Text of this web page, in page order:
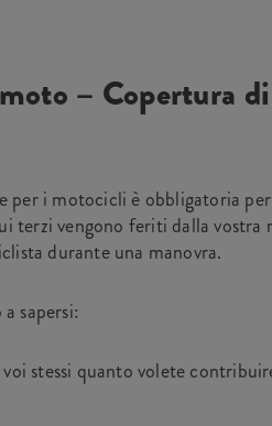
– Copertura di
per i motocicli è obbligatoria per
terzi vengono feriti dalla vostra
durante una manovra.
sapersi:
stessi quanto volete